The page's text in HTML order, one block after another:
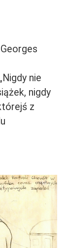
Georges
nie
nigdy
z